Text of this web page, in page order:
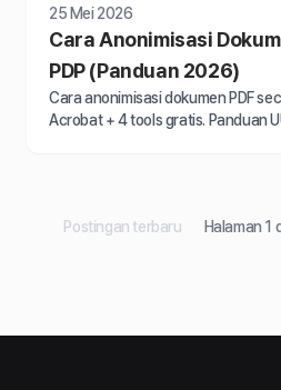
25 Mei 2026
Cara Anonimisasi
PDP (Panduan 2026)
Cara anonimisasi dokumen PDF
Acrobat + 4 tools gratis. Panduan
Postingan terbaru Halaman 1